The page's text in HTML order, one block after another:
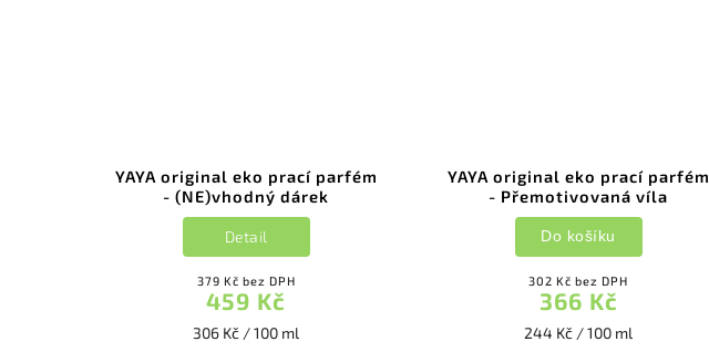
YAYA original eko prací parfém
- (NE)vhodný dárek
379 Kč bez DPH
459 Kč
306 Kč / 100 ml
Detail
YAYA original eko prací parfém
- Přemotivovaná víla
302 Kč bez DPH
366 Kč
244 Kč / 100 ml
Do košíku